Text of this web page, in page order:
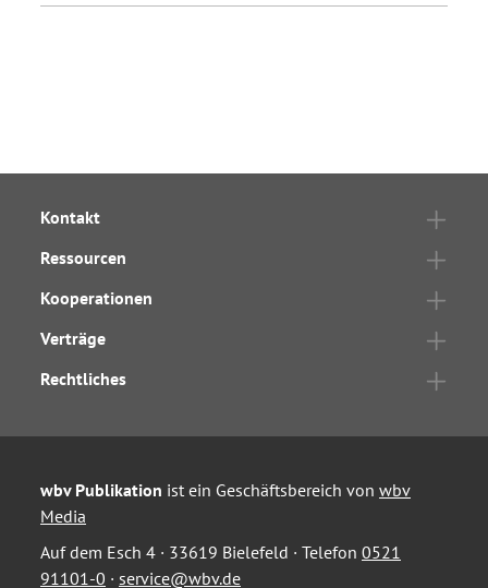
Kontakt
Ressourcen
Kooperationen
Verträge
Rechtliches
wbv Publikation ist ein Geschäftsbereich von wbv
Media
Auf dem Esch 4 · 33619 Bielefeld · Telefon 0521
91101-0 · service@wbv.de